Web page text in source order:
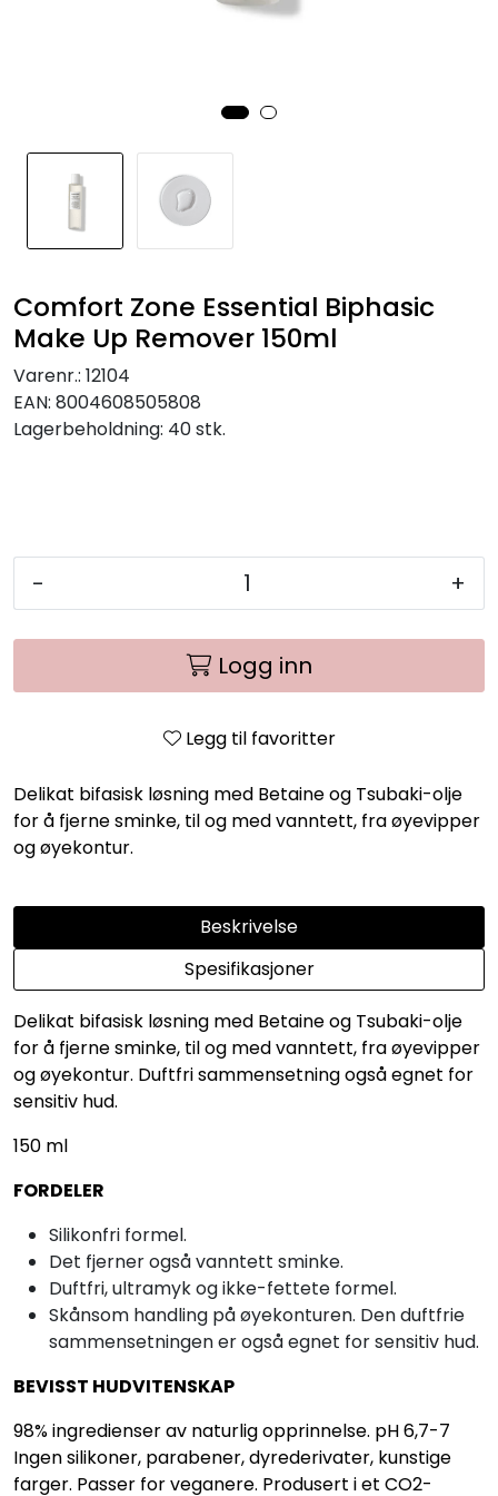
Comfort Zone Essential Biphasic
Make Up Remover 150ml
Varenr.: 12104
EAN: 8004608505808
Lagerbeholdning: 40 stk.
- +
Logg inn
Legg til favoritter
Delikat bifasisk løsning med Betaine og Tsubaki-olje
for å fjerne sminke, til og med vanntett, fra øyevipper
og øyekontur.
Beskrivelse
Spesifikasjoner
Delikat bifasisk løsning med Betaine og Tsubaki-olje
for å fjerne sminke, til og med vanntett, fra øyevipper
og øyekontur. Duftfri sammensetning også egnet for
sensitiv hud.
150 ml
FORDELER
Silikonfri formel.
Det fjerner også vanntett sminke.
Duftfri, ultramyk og ikke-fettete formel.
Skånsom handling på øyekonturen. Den duftfrie
sammensetningen er også egnet for sensitiv hud.
BEVISST HUDVITENSKAP
98% ingredienser av naturlig opprinnelse. pH 6,7-7
Ingen silikoner, parabener, dyrederivater, kunstige
farger. Passer for veganere. Produsert i et CO2-